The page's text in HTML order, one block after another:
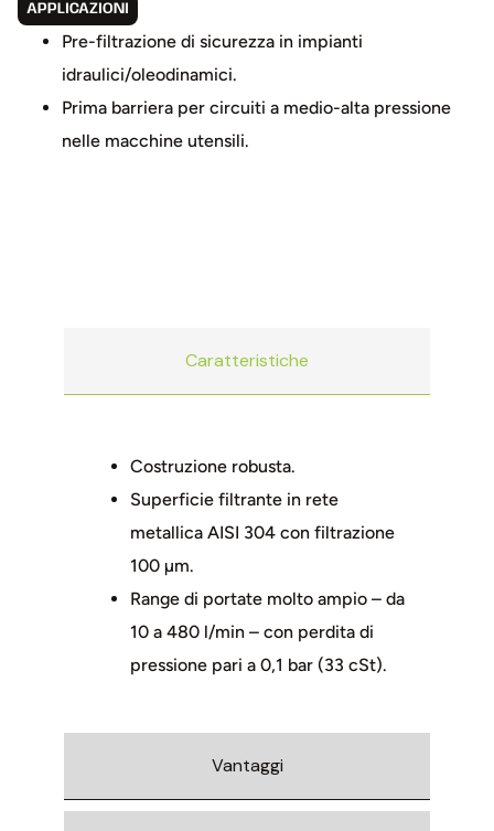
APPLICAZIONI
Pre-filtrazione di sicurezza in impianti
idraulici/oleodinamici.
Prima barriera per circuiti a medio-alta pressione
nelle macchine utensili.
Caratteristiche
Vantaggi
Costruzione robusta.
Superficie filtrante in rete
metallica AISI 304 con filtrazione
100 µm.
Range di portate molto ampio – da
10 a 480 l/min – con perdita di
pressione pari a 0,1 bar (33 cSt).